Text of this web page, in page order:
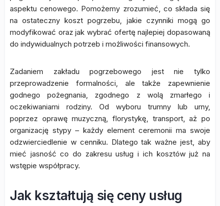
aspektu cenowego. Pomożemy zrozumieć, co składa się
na ostateczny koszt pogrzebu, jakie czynniki mogą go
modyfikować oraz jak wybrać ofertę najlepiej dopasowaną
do indywidualnych potrzeb i możliwości finansowych.
Zadaniem zakładu pogrzebowego jest nie tylko
przeprowadzenie formalności, ale także zapewnienie
godnego pożegnania, zgodnego z wolą zmarłego i
oczekiwaniami rodziny. Od wyboru trumny lub urny,
poprzez oprawę muzyczną, florystykę, transport, aż po
organizację stypy – każdy element ceremonii ma swoje
odzwierciedlenie w cenniku. Dlatego tak ważne jest, aby
mieć jasność co do zakresu usług i ich kosztów już na
wstępie współpracy.
Jak kształtują się ceny usług